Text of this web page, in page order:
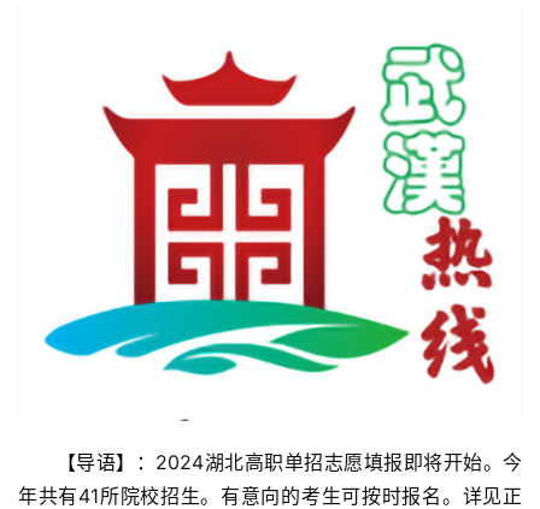
【导语】： 2024湖北高职单招志愿填报即将开始。今
年共有41所院校招生。有意向的考生可按时报名。详见正